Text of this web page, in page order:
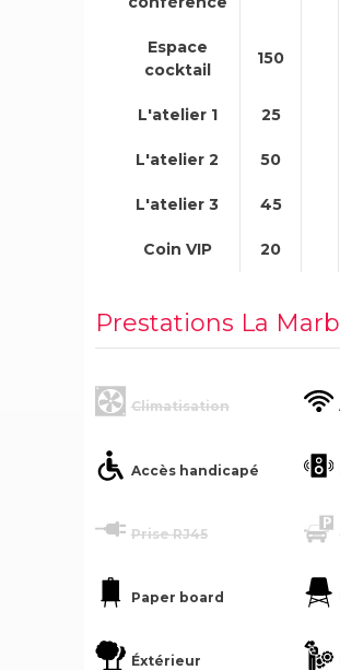
Espace
cocktail
150
L'atelier 1 25
L'atelier 2 50
L'atelier 3 45
Coin VIP 20
Prestations La
Climatisation
Accès handicapé
Prise RJ45
Paper board
Éxtérieur